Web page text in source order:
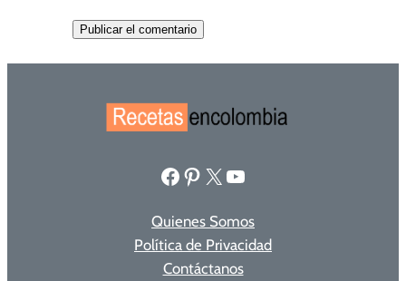
Facebook Pinterest X YouTube
Quienes Somos
Política de Privacidad
Contáctanos